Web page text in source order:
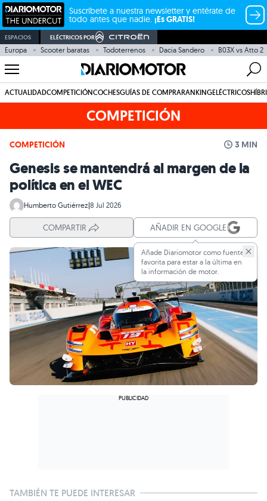
Suscríbete a nuestra newsletter y entérate de
todo antes que nadie. ¡Es GRATIS!
ESPACIOS ELÉCTRICOS POR
Europa Scooter baratas Todoterrenos Dacia Sandero B03X vs Atto 2
ACTUALIDADCOMPETICIÓNCOCHESGUÍAS DE COMPRARANKINGELÉCTRICOS
COMPETICIÓN
COMPETICIÓN 3 MIN
Genesis se mantendrá al margen de la
política en el WEC
Humberto Gutiérrez|8 Jul 2026
COMPARTIR AÑADIR EN GOOGLE
Añade Diariomotor como fuente
favorita para estar a la última en
la información de motor.
TAMBIÉN TE PUEDE INTERESAR